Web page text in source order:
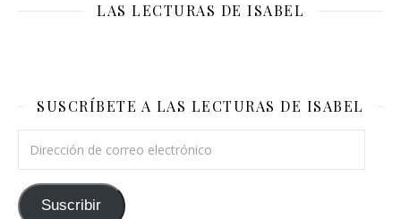
LAS LECTURAS DE ISABEL
SUSCRÍBETE A LAS LECTURAS DE ISABEL
Suscribir